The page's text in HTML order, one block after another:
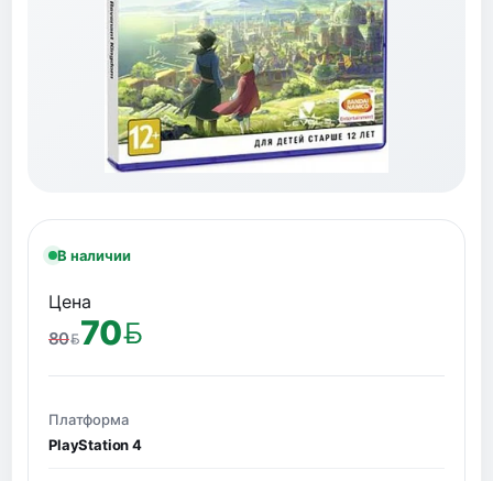
В наличии
Цена
80
BYN70
BYN
Платформа
PlayStation 4